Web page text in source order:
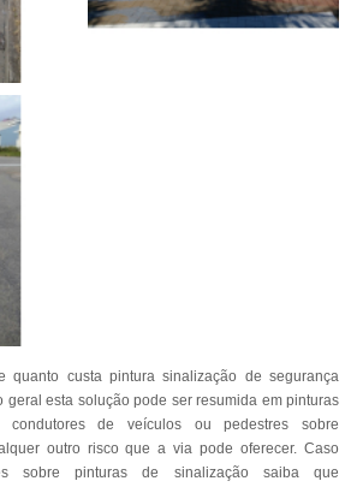
quanto custa pintura sinalização de segurança
geral esta solução pode ser resumida em pinturas
de veículos ou pedestres sobre
outro risco que a via pode oferecer. Caso
sobre pinturas de sinalização saiba que